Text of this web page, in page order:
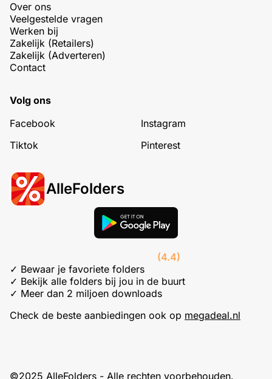
Over ons
Veelgestelde vragen
Werken bij
Zakelijk (Retailers)
Zakelijk (Adverteren)
Contact
Volg ons
Facebook
Instagram
Tiktok
Pinterest
AlleFolders
(4.4)
✓ Bewaar je favoriete folders
✓ Bekijk alle folders bij jou in de buurt
✓ Meer dan 2 miljoen downloads
Check de beste aanbiedingen ook op megadeal.nl
©2025 AlleFolders - Alle rechten voorbehouden.